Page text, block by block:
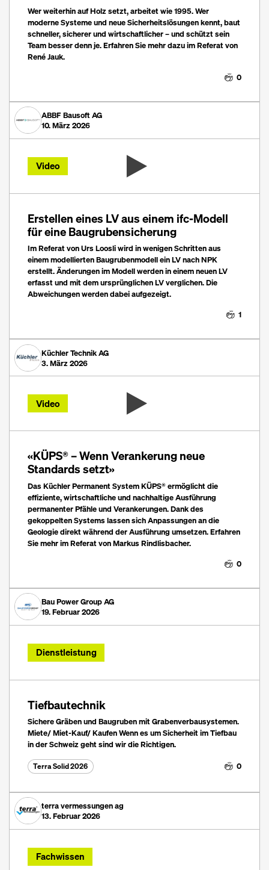
Wer weiterhin auf Holz setzt, arbeitet wie 1995. Wer
moderne Systeme und neue Sicherheitslösungen kennt, baut
schneller, sicherer und wirtschaftlicher – und schützt sein
Team besser denn je. Erfahren Sie mehr dazu im Referat von
René Jauk.
0
ABBF Bausoft AG
10. März 2026
Video
Erstellen eines LV aus einem ifc-Modell
für eine Baugrubensicherung
Im Referat von Urs Loosli wird in wenigen Schritten aus
einem modellierten Baugrubenmodell ein LV nach NPK
erstellt. Änderungen im Modell werden in einem neuen LV
erfasst und mit dem ursprünglichen LV verglichen. Die
Abweichungen werden dabei aufgezeigt.
1
Küchler Technik AG
3. März 2026
Video
«KÜPS® – Wenn Verankerung neue
Standards setzt»
Das Küchler Permanent System KÜPS® ermöglicht die
effiziente, wirtschaftliche und nachhaltige Ausführung
permanenter Pfähle und Verankerungen. Dank des
gekoppelten Systems lassen sich Anpassungen an die
Geologie direkt während der Ausführung umsetzen. Erfahren
Sie mehr im Referat von Markus Rindlisbacher.
0
Bau Power Group AG
19. Februar 2026
Dienstleistung
Tiefbautechnik
Sichere Gräben und Baugruben mit Grabenverbausystemen.
Miete/ Miet-Kauf/ Kaufen Wenn es um Sicherheit im Tiefbau
in der Schweiz geht sind wir die Richtigen.
Terra Solid 2026 0
terra vermessungen ag
13. Februar 2026
Fachwissen